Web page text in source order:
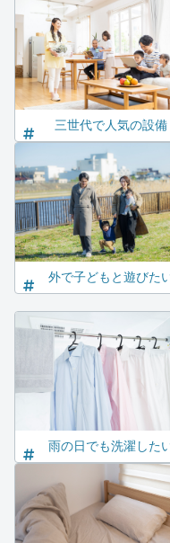
三世代で人気の設備
外で子どもと遊びた
雨の日でも洗濯した